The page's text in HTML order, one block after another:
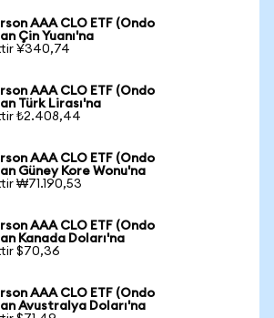
AAA CLO ETF (Ondo
Çin Yuanı'na
¥340,74
AAA CLO ETF (Ondo
Türk Lirası'na
₺2.408,44
AAA CLO ETF (Ondo
Güney Kore Wonu'na
₩71.190,53
AAA CLO ETF (Ondo
Kanada Doları'na
$70,36
AAA CLO ETF (Ondo
Avustralya Doları'na